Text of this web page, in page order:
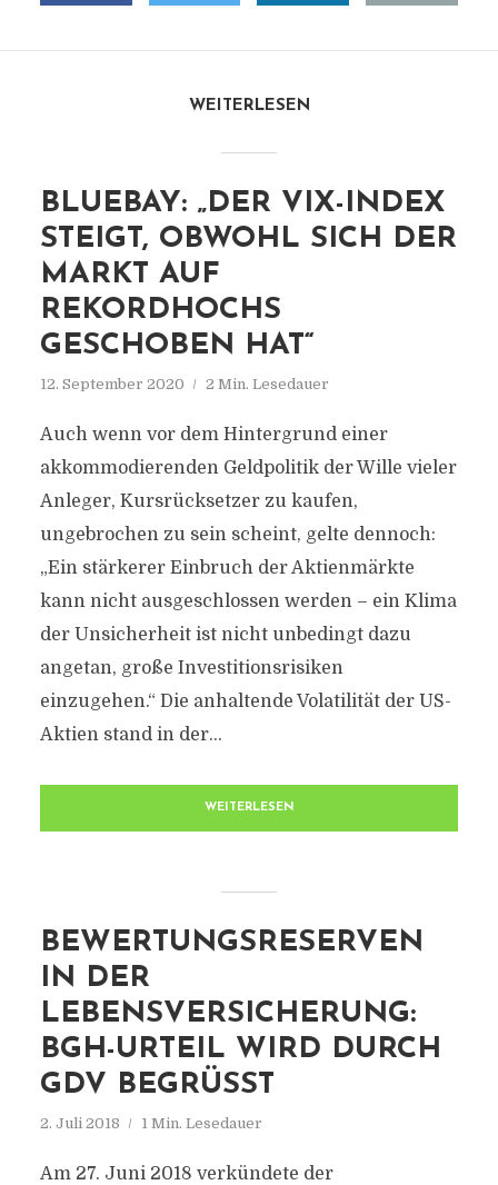
WEITERLESEN
BLUEBAY: „DER VIX-INDEX
STEIGT, OBWOHL SICH DER
MARKT AUF
REKORDHOCHS
GESCHOBEN HAT“
12. September 2020 2 Min. Lesedauer
Auch wenn vor dem Hintergrund einer
akkommodierenden Geldpolitik der Wille vieler
Anleger, Kursrücksetzer zu kaufen,
ungebrochen zu sein scheint, gelte dennoch:
„Ein stärkerer Einbruch der Aktienmärkte
kann nicht ausgeschlossen werden – ein Klima
der Unsicherheit ist nicht unbedingt dazu
angetan, große Investitionsrisiken
einzugehen.“ Die anhaltende Volatilität der US-
Aktien stand in der...
WEITERLESEN
BEWERTUNGSRESERVEN
IN DER
LEBENSVERSICHERUNG:
BGH-URTEIL WIRD DURCH
GDV BEGRÜSST
2. Juli 2018 1 Min. Lesedauer
Am 27. Juni 2018 verkündete der